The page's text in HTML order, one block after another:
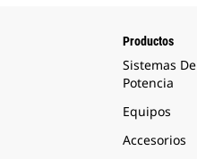
Productos
Sistemas De
Potencia
Equipos
Accesorios